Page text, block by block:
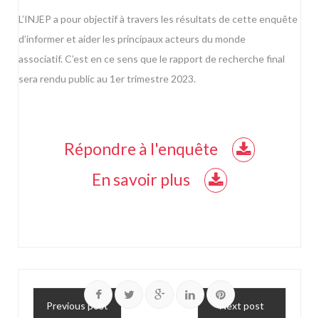
L’INJEP a pour objectif à travers les résultats de cette enquête
d’informer et aider les principaux acteurs du monde
associatif. C’est en ce sens que le rapport de recherche final
sera rendu public au 1er trimestre 2023.
Répondre à l'enquête
En savoir plus
Previous post Next post